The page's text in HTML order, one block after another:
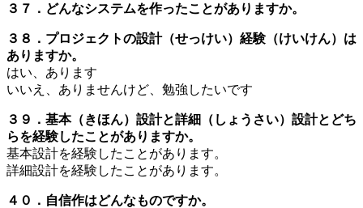
３７．どんなシステムを作ったことがありますか。
３８．プロジェクトの設計（せっけい）経験（けいけん）は
ありますか。
はい、あります
いいえ、ありませんけど、勉強したいです
３９．基本（きほん）設計と詳細（しょうさい）設計とどち
らを経験したことがありますか。
基本設計を経験したことがあります。
詳細設計を経験したことがあります。
４０．自信作はどんなものですか。